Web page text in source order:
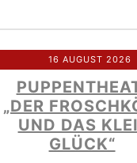
16 AUGUST 2026
„DER
UND DAS
GLÜCK“